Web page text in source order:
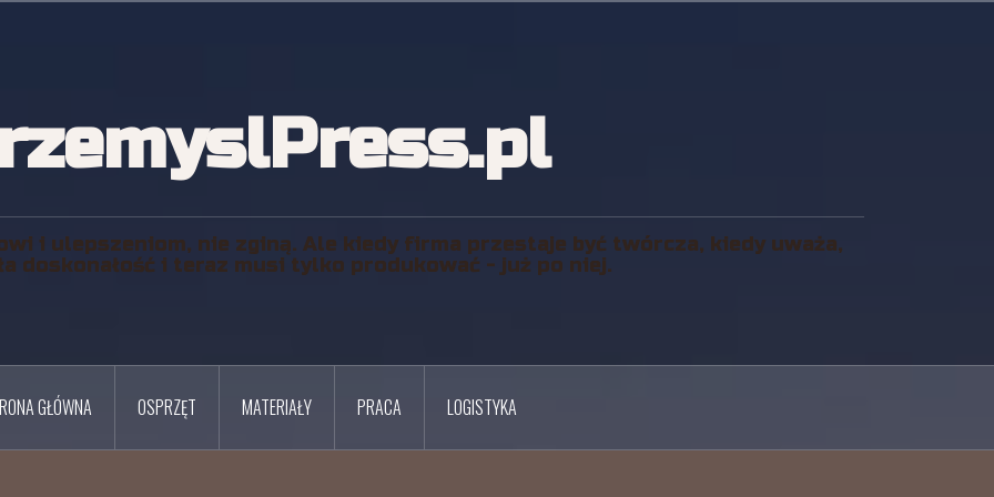
i ulepszeniom, nie zginą. Ale kiedy firma przestaje być twórcza, kiedy uważa,
doskonałość i teraz musi tylko produkować - już po niej.
GŁÓWNA OSPRZĘT MATERIAŁY PRACA LOGISTYKA